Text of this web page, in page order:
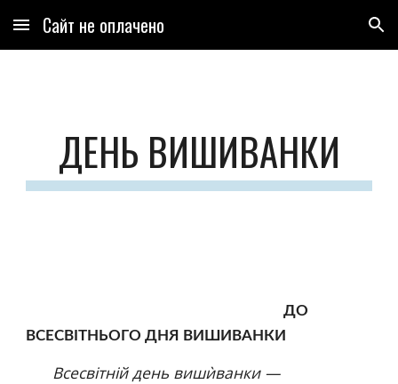
Skip to main content Skip to navigation
Сайт не оплачено
ДЕНЬ ВИШИВАНКИ
ДО
ВСЕСВІТНЬОГО ДНЯ ВИШИВАНКИ
Всесвітній день вишѝванки —